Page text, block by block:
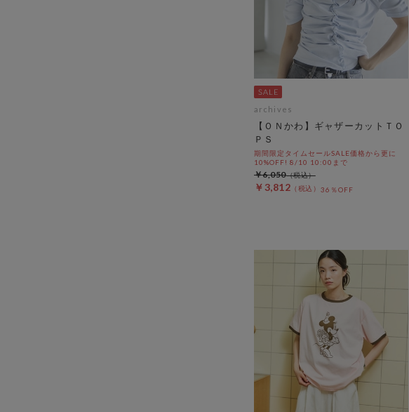
archives
【ＯＮかわ】ギャザーカットＴＯ
ＰＳ
期間限定タイムセールSALE価格から更に
10%OFF! 8/10 10:00まで
￥3,812 36％OFF
￥6,050